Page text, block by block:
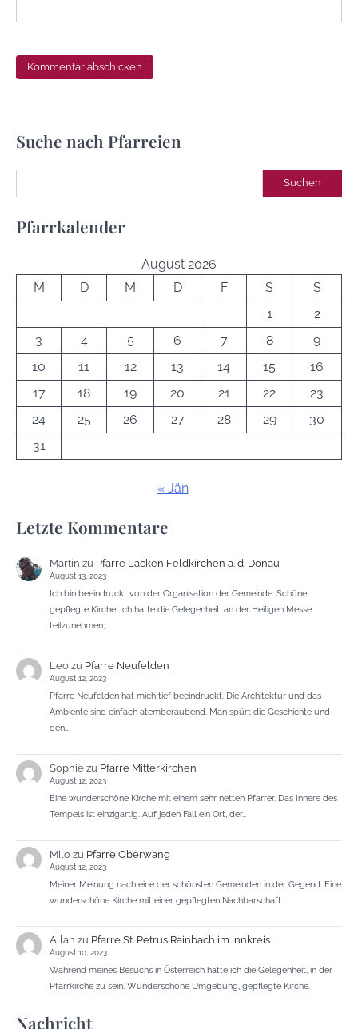
Suche nach Pfarreien
Suchen
Pfarrkalender
August 2026
M
D M D F S
S
1
2
3
4 5 6 7 8
9
10
11 12 13 14 15
16
17
18 19 20 21 22
23
24
25 26 27 28 29
30
31
« Jän
Letzte Kommentare
Martin zu Pfarre Lacken Feldkirchen a. d. Donau
August 13, 2023
Ich bin beeindruckt von der Organisation der Gemeinde. Schöne,
gepflegte Kirche. Ich hatte die Gelegenheit, an der Heiligen Messe
teilzunehmen,…
Leozu Pfarre Neufelden
August 12, 2023
Pfarre Neufelden hat mich tief beeindruckt. Die Architektur und das
Ambiente sind einfach atemberaubend. Man spürt die Geschichte und
den…
Sophiezu Pfarre Mitterkirchen
August 12, 2023
Eine wunderschöne Kirche mit einem sehr netten Pfarrer. Das Innere des
Tempels ist einzigartig. Auf jeden Fall ein Ort, der…
Milozu Pfarre Oberwang
August 12, 2023
Meiner Meinung nach eine der schönsten Gemeinden in der Gegend. Eine
wunderschöne Kirche mit einer gepflegten Nachbarschaft.
Allan zu Pfarre St. Petrus Rainbach im Innkreis
August 10, 2023
Während meines Besuchs in Österreich hatte ich die Gelegenheit, in der
Pfarrkirche zu sein. Wunderschöne Umgebung, gepflegte Kirche.
Nachricht